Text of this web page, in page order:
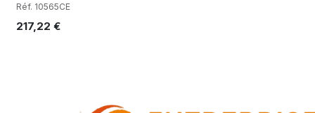
Réf. 10565CE
217,22 €